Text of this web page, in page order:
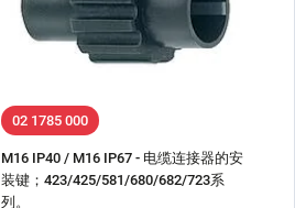
02 1785 000
M16 IP40 / M16 IP67 - 电缆连接器的安
装键；423/425/581/680/682/723系
列。